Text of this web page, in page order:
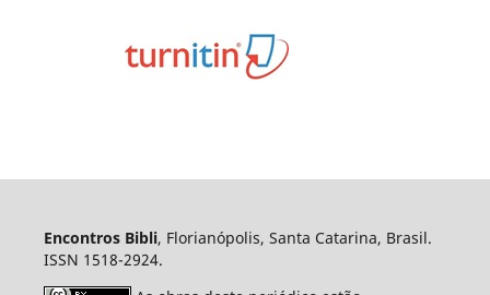
Encontros Bibli, Florianópolis, Santa Catarina, Brasil.
ISSN 1518-2924.